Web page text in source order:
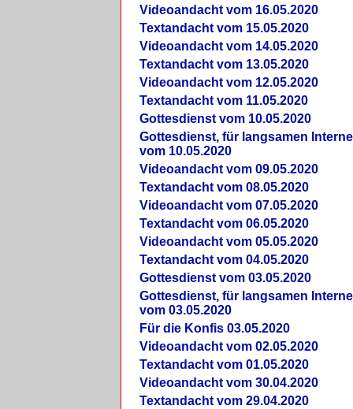
Videoandacht vom 16.05.2020
Textandacht vom 15.05.2020
Videoandacht vom 14.05.2020
Textandacht vom 13.05.2020
Videoandacht vom 12.05.2020
Textandacht vom 11.05.2020
Gottesdienst vom 10.05.2020
Gottesdienst, für langsamen
vom 10.05.2020
Videoandacht vom 09.05.2020
Textandacht vom 08.05.2020
Videoandacht vom 07.05.2020
Textandacht vom 06.05.2020
Videoandacht vom 05.05.2020
Textandacht vom 04.05.2020
Gottesdienst vom 03.05.2020
Gottesdienst, für langsamen
vom 03.05.2020
Für die Konfis 03.05.2020
Videoandacht vom 02.05.2020
Textandacht vom 01.05.2020
Videoandacht vom 30.04.2020
Textandacht vom 29.04.2020